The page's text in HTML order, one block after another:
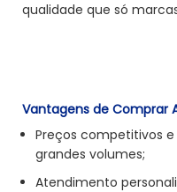
qualidade que só
Vantagens de Comprar
Preços competitivos
grandes volumes;
Atendimento